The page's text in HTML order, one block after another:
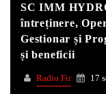
SC IMM
întreținere,
Gestionar și
și beneficii
Radio Fir 17